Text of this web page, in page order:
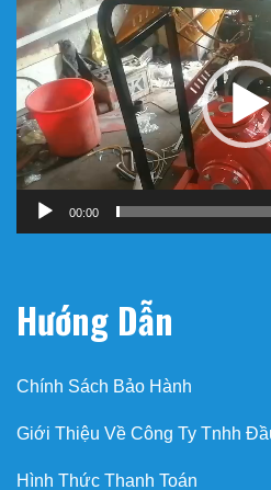
chơi
Video
00:00
Hướng Dẫn
Chính Sách Bảo Hành
Giới Thiệu Về Công Ty Tnhh
Hình Thức Thanh Toán